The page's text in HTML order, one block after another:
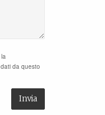
da questo